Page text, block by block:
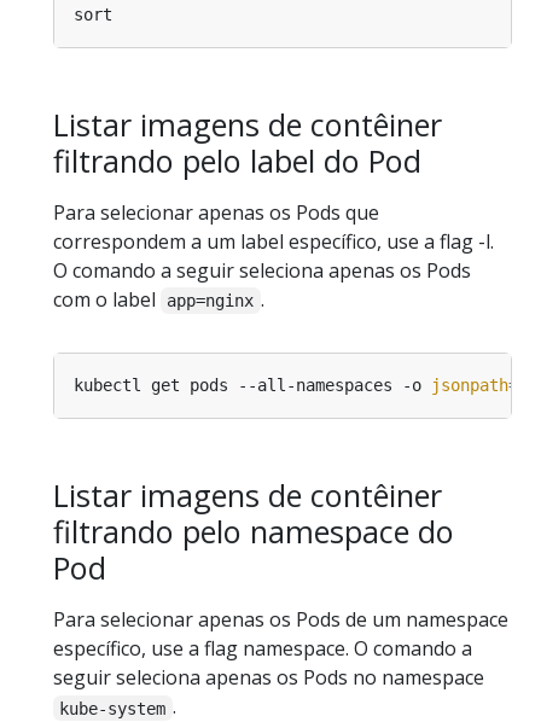
Listar imagens de contêiner
filtrando pelo label do Pod
Para selecionar apenas os Pods que
correspondem a um label específico, use a flag -l.
O comando a seguir seleciona apenas os Pods
com o label
app=nginx .
kubectl get pods --all-namespaces -o jsonpath=
Listar imagens de contêiner
filtrando pelo namespace do
Pod
Para selecionar apenas os Pods de um namespace
específico, use a flag namespace. O comando a
seguir seleciona apenas os Pods no namespace
kube-system .